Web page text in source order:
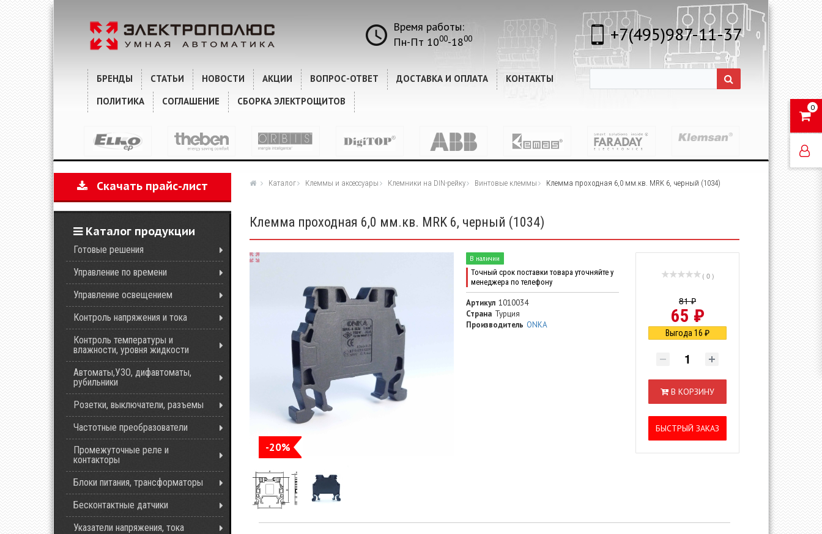
0
Время работы:
Пн-Пт 1000-1800 +7(495)987-11-37
БРЕНДЫ СТАТЬИ НОВОСТИ АКЦИИ ВОПРОС-ОТВЕТ ДОСТАВКА И ОПЛАТА
КОНТАКТЫ
ПОЛИТИКА
СОГЛАШЕНИЕ СБОРКА ЭЛЕКТРОЩИТОВ
Скачать прайс-лист
Каталог продукции
Готовые решения
Управление по времени
Управление освещением
Контроль напряжения и тока
Контроль температуры и
влажности, уровня жидкости
Автоматы,УЗО, дифавтоматы,
рубильники
Розетки, выключатели, разъемы
Частотные преобразователи
Промежуточные реле и
контакторы
Блоки питания, трансформаторы
Бесконтактные датчики
Указатели напряжения, тока
Каталог Клеммы и аксессуары Клемники на DIN-рейку Винтовые клеммы Клемма проходная 6,0 мм.кв. MRK 6, черный (1034)
Клемма проходная 6,0 мм.кв. MRK 6, черный (1034)
-20%
( 0 )
81 ₽
65 ₽
Выгода 16 ₽
В КОРЗИНУ
БЫСТРЫЙ ЗАКАЗ
В наличии
Точный срок поставки товара уточняйте у
менеджера по телефону
Артикул 1010034
Страна Турция
Производитель ONKA